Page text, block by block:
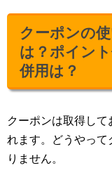
クーポンの
は？ポイン
併用は？
クーポンは取得し
れます。どうやって
りません。